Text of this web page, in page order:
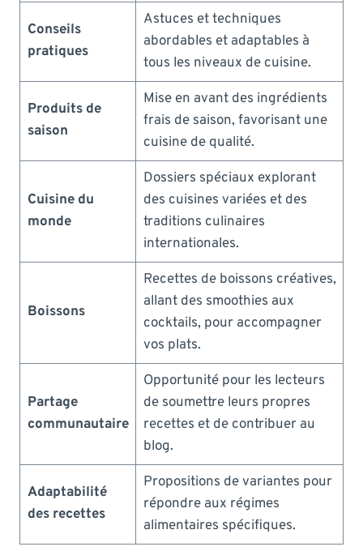
Conseils
pratiques
Astuces et techniques
abordables et adaptables à
tous les niveaux de cuisine.
Produits de
saison
Mise en avant des ingrédients
frais de saison, favorisant une
cuisine de qualité.
Cuisine du
monde
Dossiers spéciaux explorant
des cuisines variées et des
traditions culinaires
internationales.
Boissons
Recettes de boissons créatives,
allant des smoothies aux
cocktails, pour accompagner
vos plats.
Partage
communautaire
Opportunité pour les lecteurs
de soumettre leurs propres
recettes et de contribuer au
blog.
Adaptabilité
des recettes
Propositions de variantes pour
répondre aux régimes
alimentaires spécifiques.